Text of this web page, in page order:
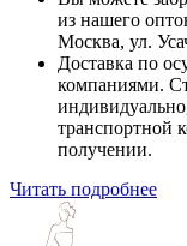
из нашего
Москва, ул.
Доставка по
компаниями.
транспортной
получении.
Читать подробнее